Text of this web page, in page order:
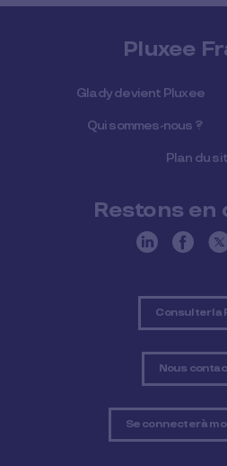
Pluxee
Glady devient Pluxee
Qui sommes-nous ?
Plan du
Restons
Consulter la
Nous
Se connecter à